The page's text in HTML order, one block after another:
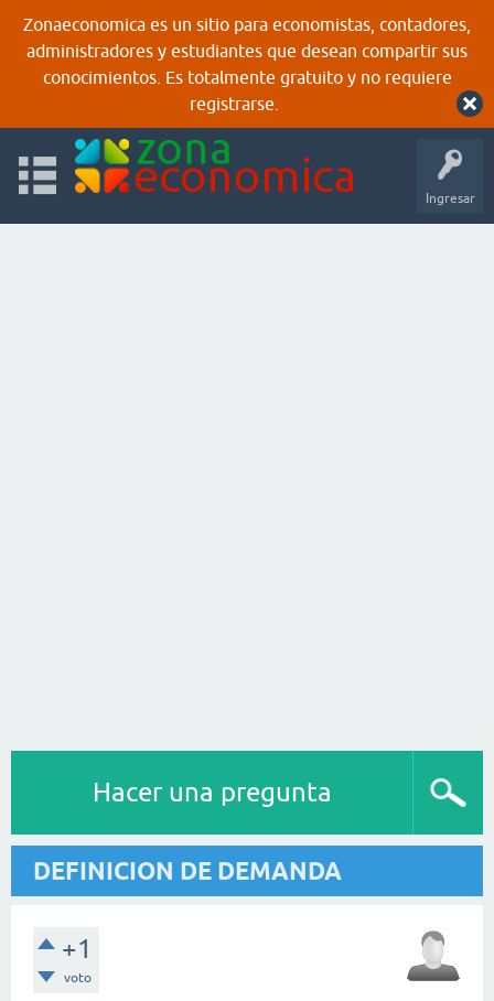
Zonaeconomica es un sitio para economistas, contadores,
administradores y estudiantes que desean compartir sus
conocimientos. Es totalmente gratuito y no requiere
registrarse.
Ingresar
Hacer una pregunta
DEFINICION DE DEMANDA
+1
voto